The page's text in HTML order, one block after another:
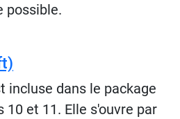
possible.
incluse dans le package
10 et 11. Elle s'ouvre par